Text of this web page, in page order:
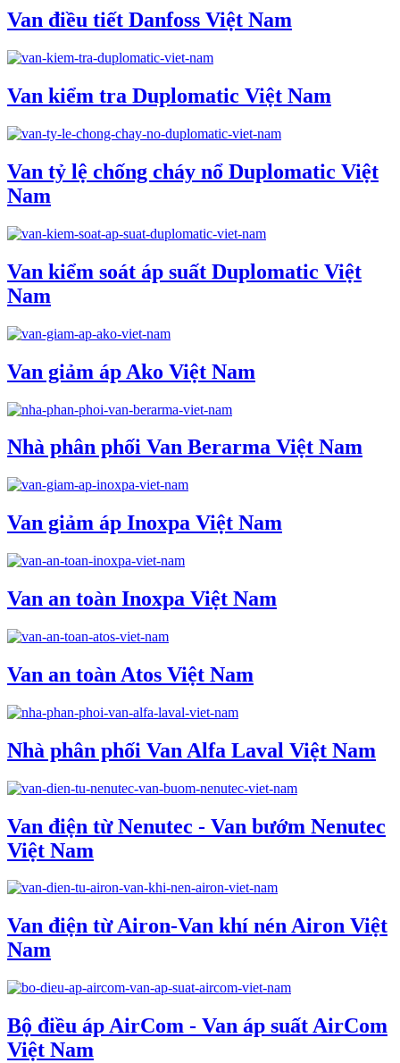
Van điều tiết Danfoss Việt Nam
Van kiểm tra Duplomatic Việt Nam
Van tỷ lệ chống cháy nổ Duplomatic Việt
Nam
Van kiểm soát áp suất Duplomatic Việt
Nam
Van giảm áp Ako Việt Nam
Nhà phân phối Van Berarma Việt Nam
Van giảm áp Inoxpa Việt Nam
Van an toàn Inoxpa Việt Nam
Van an toàn Atos Việt Nam
Nhà phân phối Van Alfa Laval Việt Nam
Van điện từ Nenutec - Van bướm Nenutec
Việt Nam
Van điện từ Airon-Van khí nén Airon Việt
Nam
Bộ điều áp AirCom - Van áp suất AirCom
Việt Nam